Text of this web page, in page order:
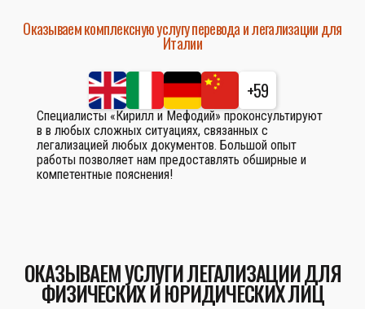
Оказываем комплексную услугу перевода и легализации для
Италии
+59
Специалисты «Кирилл и Мефодий» проконсультируют
в в любых сложных ситуациях, связанных с
легализацией любых документов. Большой опыт
работы позволяет нам предоставлять обширные и
компетентные пояснения!
ОКАЗЫВАЕМ УСЛУГИ ЛЕГАЛИЗАЦИИ ДЛЯ
ФИЗИЧЕСКИХ И ЮРИДИЧЕСКИХ ЛИЦ